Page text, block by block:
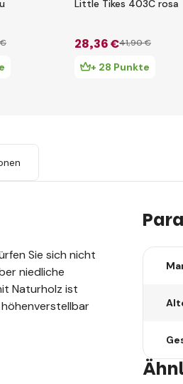
Little Tikes 403C rosa
28,36 €41,90 €
+ 28 Punkte
Sie sich nicht
niedliche
Naturholz ist
höhenverstellbar